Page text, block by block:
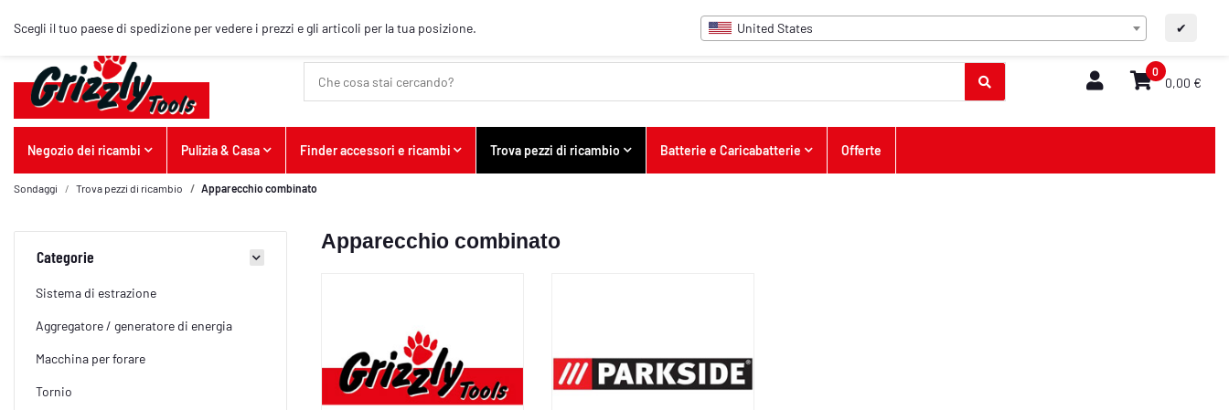
Scegli il tuo paese di spedizione per vedere i prezzi e gli articoli per la tua posizione. United States ✔
IT Contatto
0
0,00 €
Negozio dei ricambi Pulizia & Casa Finder accessori e ricambi Trova pezzi di ricambio Batterie e Caricabatterie Offerte
Sondaggi Trova pezzi di ricambio Apparecchio combinato
Apparecchio combinato
Categorie
Sistema di estrazione
Aggregatore / generatore di energia
Macchina per forare
Tornio